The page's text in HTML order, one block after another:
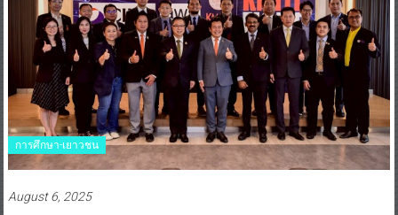
การศึกษา-เยาวชน
August 6, 2025